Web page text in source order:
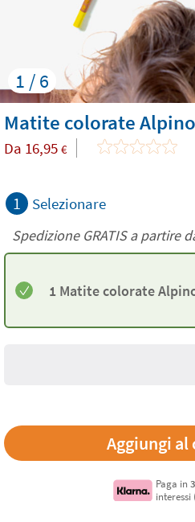
1 / 6
Matite colorate Alpino
Da 16,95 €
1 Selezionare
Spedizione GRATIS a partire
1 Matite colorate
Paga in
interessi